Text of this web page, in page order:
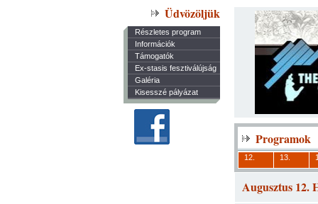
Üdvözöljük
Részletes program
Információk
Támogatók
Ex-stasis fesztiválújság
Galéria
Kisesszé pályázat
Programok
12. 13.
Augusztus 12.